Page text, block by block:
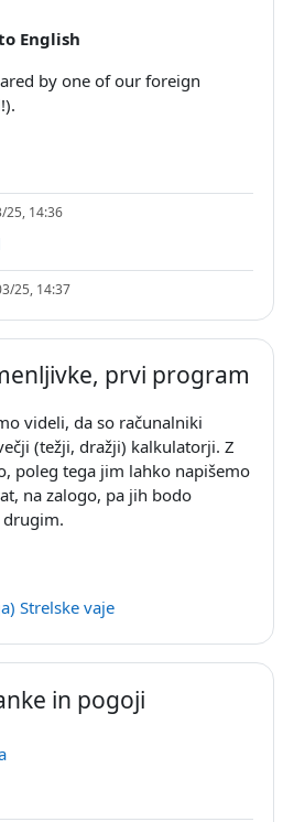
English
by one of our foreign
25, 14:36
25, 14:37
prvi program
videli, da so računalniki
(težji, dražji) kalkulatorji. Z
poleg tega jim lahko napišemo
na zalogo, pa jih bodo
drugim.
Strelske vajeСтраница
in pogoji
Гиперссылка